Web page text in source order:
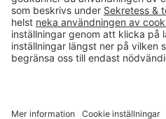
Kundservice öppettider
Vardagar 07.30-17.00
© 2026 Gerdmans Inredningar AB